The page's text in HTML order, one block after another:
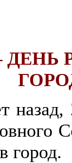
ДЕНЬ
город.